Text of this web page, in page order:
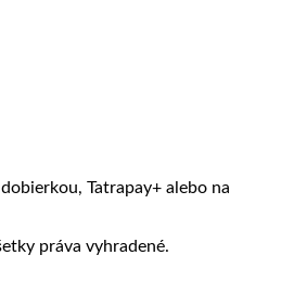
Tatrapay+ alebo na
práva vyhradené.